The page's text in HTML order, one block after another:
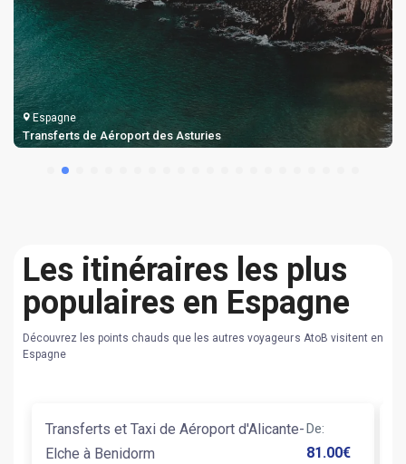
Espagne
Taxi et Transferts de Aéroport de Gérone
Les itinéraires les plus
populaires en Espagne
Découvrez les points chauds que les autres voyageurs AtoB visitent en
Espagne
Transferts et Taxi de Aéroport d'Alicante-
Elche à Benidorm
De:
81.00€